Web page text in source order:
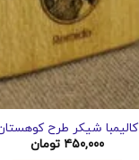
کالیمبا شیکر طرح کوهستان
۴۵۰,۰۰۰ تومان